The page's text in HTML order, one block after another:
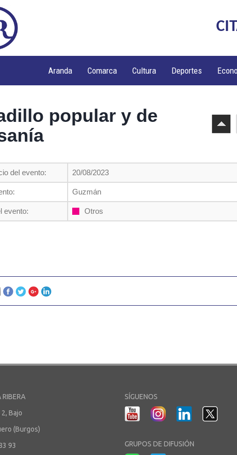
Aranda Comarca Cultura Deportes
popular y de
del evento: 20/08/2023
Guzmán
evento: Otros
RIBERA
Bajo
(Burgos)
93
SÍGUENOS
GRUPOS DE DIFUSIÓN